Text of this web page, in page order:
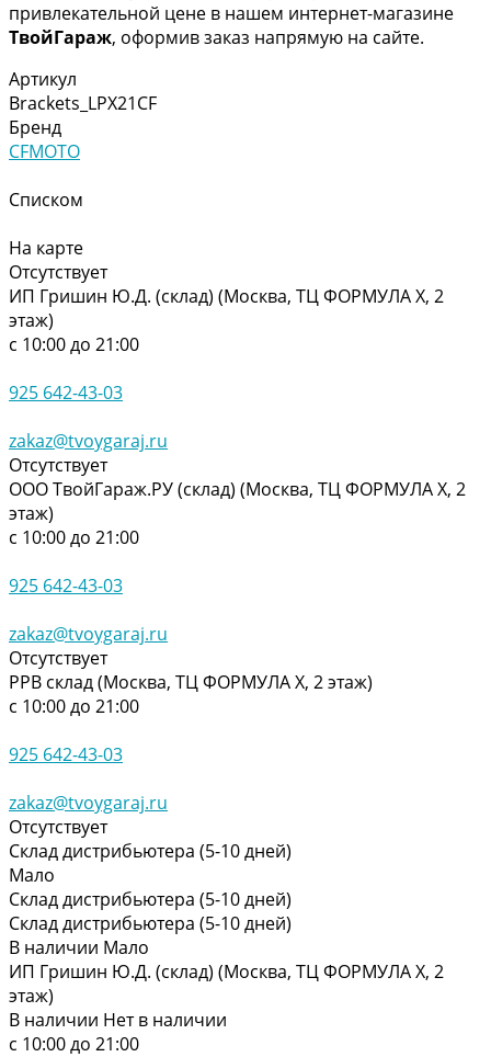
привлекательной цене в нашем интернет-магазине
ТвойГараж, оформив заказ напрямую на сайте.
Артикул
Brackets_LPX21CF
Бренд
CFMOTO
Списком
На карте
Отсутствует
ИП Гришин Ю.Д. (склад) (Москва, ТЦ ФОРМУЛА Х, 2
этаж)
с 10:00 до 21:00
925 642-43-03
zakaz@tvoygaraj.ru
Отсутствует
ООО ТвойГараж.РУ (склад) (Москва, ТЦ ФОРМУЛА Х, 2
этаж)
с 10:00 до 21:00
925 642-43-03
zakaz@tvoygaraj.ru
Отсутствует
РРВ склад (Москва, ТЦ ФОРМУЛА Х, 2 этаж)
с 10:00 до 21:00
925 642-43-03
zakaz@tvoygaraj.ru
Отсутствует
Склад дистрибьютера (5-10 дней)
Мало
Склад дистрибьютера (5-10 дней)
Склад дистрибьютера (5-10 дней)
В наличии Мало
ИП Гришин Ю.Д. (склад) (Москва, ТЦ ФОРМУЛА Х, 2
этаж)
В наличии Нет в наличии
с 10:00 до 21:00